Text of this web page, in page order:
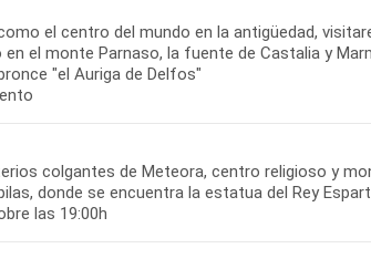
el centro del mundo en la antigüedad,
el monte Parnaso, la fuente de Castalia y
"el Auriga de Delfos"
colgantes de Meteora, centro religioso y
donde se encuentra la estatua del Rey
las 19:00h